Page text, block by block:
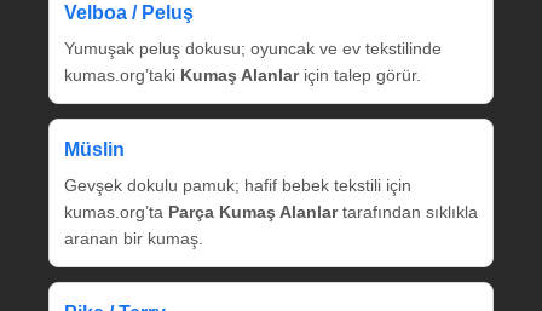
Velboa / Peluş
Yumuşak peluş dokusu; oyuncak ve ev tekstilinde
kumas.org’taki Kumaş Alanlariçin talep görür.
Müslin
Gevşek dokulu pamuk; hafif bebek tekstili için
kumas.org’ta Parça Kumaş Alanlartarafından sıklıkla
aranan bir kumaş.